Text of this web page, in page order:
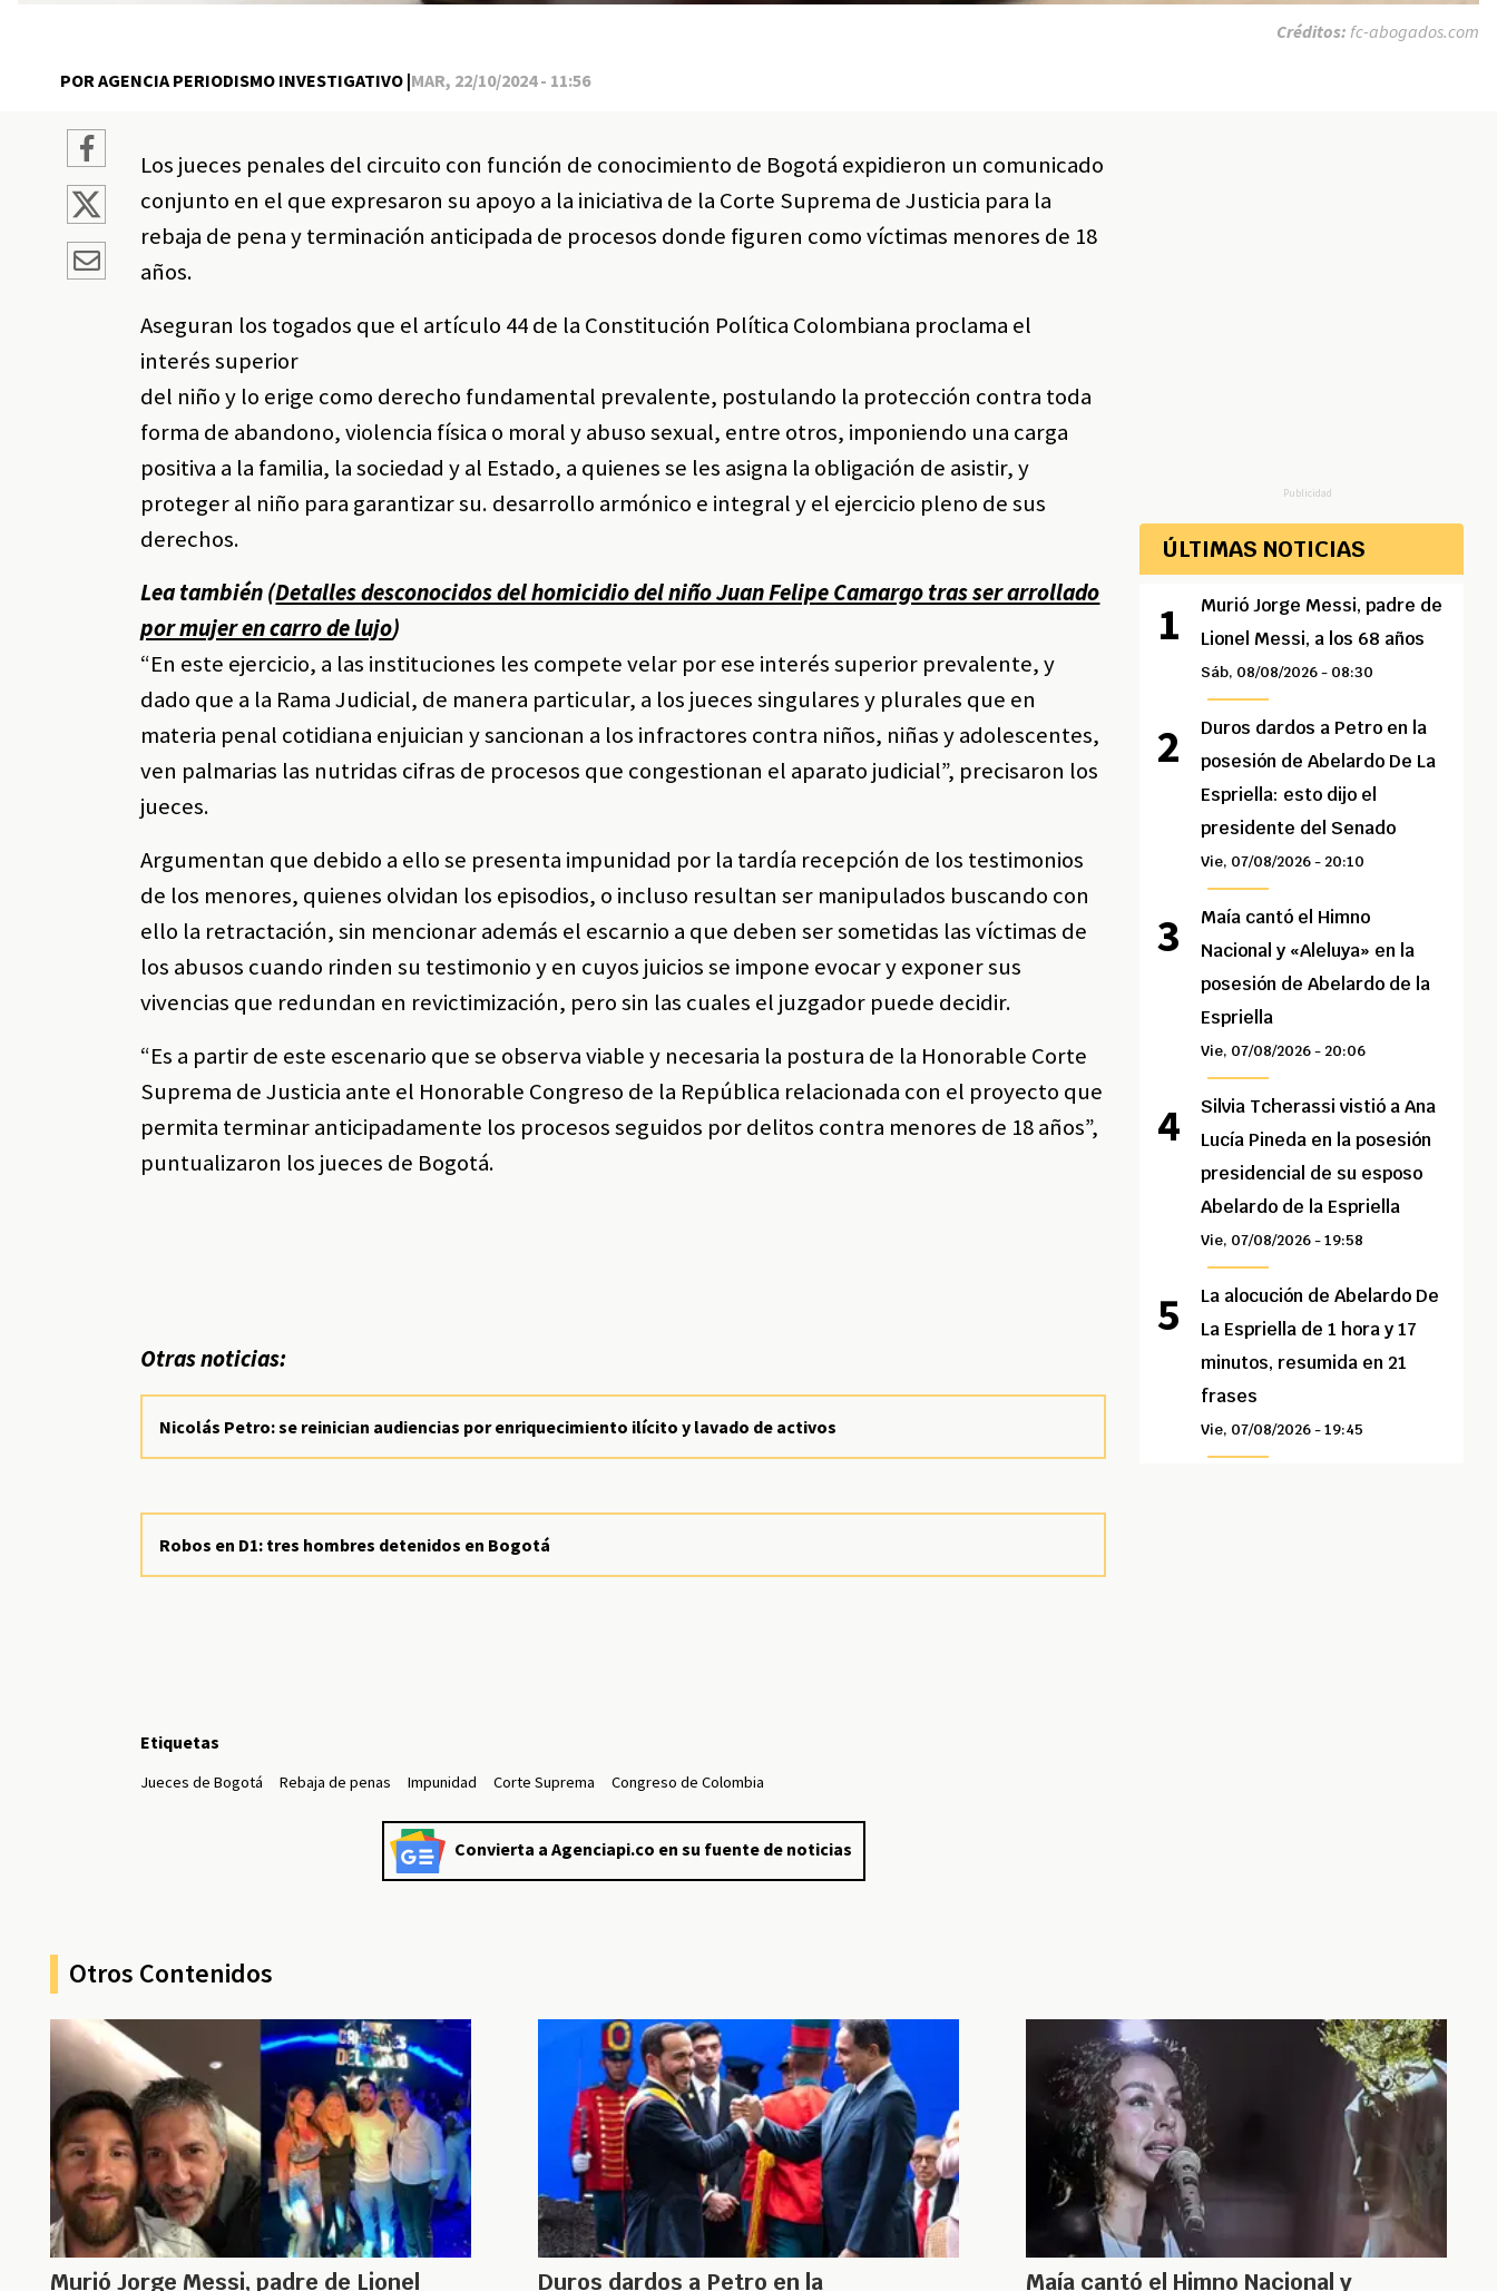
POR AGENCIA PERIODISMO INVESTIGATIVO |MAR, 22/10/2024 - 11:56
Créditos: fc-abogados.com
Los jueces penales del circuito con función de conocimiento de Bogotá expidieron un comunicado
conjunto en el que expresaron su apoyo a la iniciativa de la Corte Suprema de Justicia para la
rebaja de pena y terminación anticipada de procesos donde figuren como víctimas menores de 18
años.
Aseguran los togados que el artículo 44 de la Constitución Política Colombiana proclama el
interés superior
del niño y lo erige como derecho fundamental prevalente, postulando la protección contra toda
forma de abandono, violencia física o moral y abuso sexual, entre otros, imponiendo una carga
positiva a la familia, la sociedad y al Estado, a quienes se les asigna la obligación de asistir, y
proteger al niño para garantizar su. desarrollo armónico e integral y el ejercicio pleno de sus
derechos.
Lea también (Detalles desconocidos del homicidio del niño Juan Felipe Camargo tras ser arrollado
por mujer en carro de lujo)
“En este ejercicio, a las instituciones les compete velar por ese interés superior prevalente, y
dado que a la Rama Judicial, de manera particular, a los jueces singulares y plurales que en
materia penal cotidiana enjuician y sancionan a los infractores contra niños, niñas y adolescentes,
ven palmarias las nutridas cifras de procesos que congestionan el aparato judicial”, precisaron los
jueces.
Argumentan que debido a ello se presenta impunidad por la tardía recepción de los testimonios
de los menores, quienes olvidan los episodios, o incluso resultan ser manipulados buscando con
ello la retractación, sin mencionar además el escarnio a que deben ser sometidas las víctimas de
los abusos cuando rinden su testimonio y en cuyos juicios se impone evocar y exponer sus
vivencias que redundan en revictimización, pero sin las cuales el juzgador puede decidir.
“Es a partir de este escenario que se observa viable y necesaria la postura de la Honorable Corte
Suprema de Justicia ante el Honorable Congreso de la República relacionada con el proyecto que
permita terminar anticipadamente los procesos seguidos por delitos contra menores de 18 años”,
puntualizaron los jueces de Bogotá.
Otras noticias:
Nicolás Petro: se reinician audiencias por enriquecimiento ilícito y lavado de activos
Robos en D1: tres hombres detenidos en Bogotá
Etiquetas
Jueces de Bogotá Rebaja de penas Impunidad Corte Suprema Congreso de Colombia
Convierta a Agenciapi.co en su fuente de noticias
Publicidad
ÚLTIMAS NOTICIAS
Murió Jorge Messi, padre de
Lionel Messi, a los 68 años
Sáb, 08/08/2026 - 08:30
Duros dardos a Petro en la
posesión de Abelardo De La
Espriella: esto dijo el
presidente del Senado
Vie, 07/08/2026 - 20:10
Maía cantó el Himno
Nacional y «Aleluya» en la
posesión de Abelardo de la
Espriella
Vie, 07/08/2026 - 20:06
Silvia Tcherassi vistió a Ana
Lucía Pineda en la posesión
presidencial de su esposo
Abelardo de la Espriella
Vie, 07/08/2026 - 19:58
La alocución de Abelardo De
La Espriella de 1 hora y 17
minutos, resumida en 21
frases
Vie, 07/08/2026 - 19:45
Otros Contenidos
Murió Jorge Messi, padre de Lionel Duros dardos a Petro en la Maía cantó el Himno Nacional y